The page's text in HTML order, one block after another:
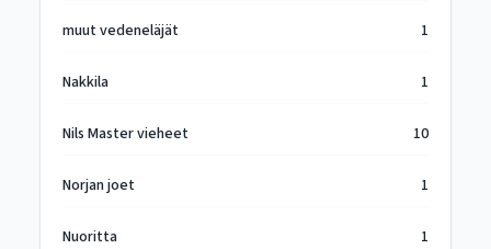
muut vedeneläjät 1
Nakkila 1
Nils Master vieheet 10
Norjan joet 1
Nuoritta 1